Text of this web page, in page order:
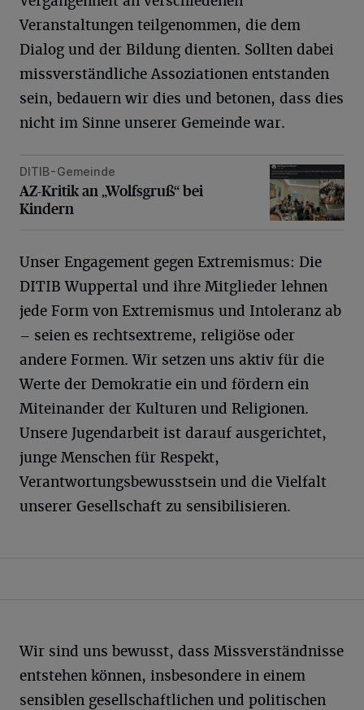
Veranstaltungen teilgenommen, die dem
Dialog und der Bildung dienten. Sollten dabei
missverständliche Assoziationen entstanden
sein, bedauern wir dies und betonen, dass dies
nicht im Sinne unserer Gemeinde war.
AZ-Kritik an „Wolfsgruß“ bei Kindern
DITIB-Gemeinde
AZ-Kritik an „Wolfsgruß“ bei
Kindern
Unser Engagement gegen Extremismus: Die
DITIB Wuppertal und ihre Mitglieder lehnen
jede Form von Extremismus und Intoleranz ab
– seien es rechtsextreme, religiöse oder
andere Formen. Wir setzen uns aktiv für die
Werte der Demokratie ein und fördern ein
Miteinander der Kulturen und Religionen.
Unsere Jugendarbeit ist darauf ausgerichtet,
junge Menschen für Respekt,
Verantwortungsbewusstsein und die Vielfalt
unserer Gesellschaft zu sensibilisieren.
Wir sind uns bewusst, dass Missverständnisse
entstehen können, insbesondere in einem
sensiblen gesellschaftlichen und politischen